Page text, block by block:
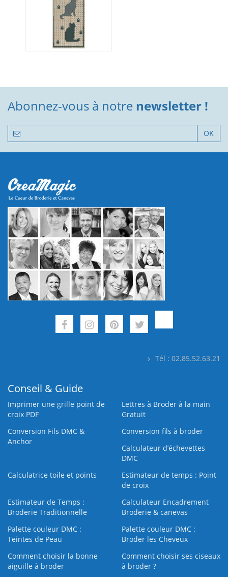
Abonnez-vous à notre newsletter !
OK
Tél : 02.85.52.63.21
Conseil & Guide
Imprimer une grille point de
croix PDF
Lettres à Broder à la main
Gratuit
Conversion Fils DMC &
Anchor
Conversion fils à broder
Calculateur d’échevettes
DMC
Calculatrice toile et points
Estimateur de temps : Point
de croix
Estimateur de Temps :
Broderie Traditionnelle
Calculateur Encadrement
Broderie & canevas
Palette couleur DMC :
Teintes de Peau
Palette couleur DMC :
Broder les Cheveux
Comment choisir la bonne
aiguille à broder
Comment choisir ses ciseaux
à broder ?